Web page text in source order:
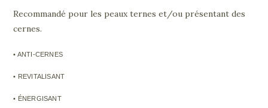
Recommandé pour les peaux ternes et/ou présentant des
cernes.
• ANTI-CERNES
• REVITALISANT
• ÉNERGISANT